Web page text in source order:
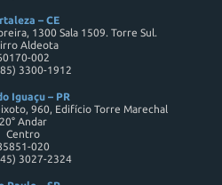
– CE
1300 Sala 1509. Torre Sul.
Aldeota
002
3300-1912
Iguaçu – PR
960, Edifício Torre Marechal
20° Andar
Centro
020
3027-2324